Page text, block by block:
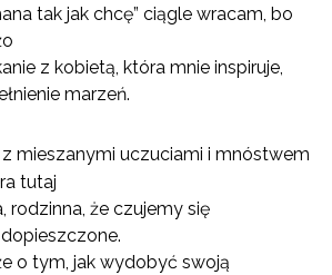
tak jak chcę” ciągle wracam, bo
z kobietą, która mnie inspiruje,
marzeń.
z mieszanymi uczuciami i mnóstwem
tutaj
rodzinna, że czujemy się
o tym, jak wydobyć swoją